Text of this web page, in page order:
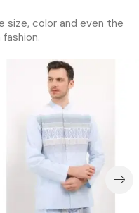
size, color and even the